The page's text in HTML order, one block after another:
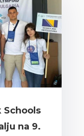
Schools
na 9.